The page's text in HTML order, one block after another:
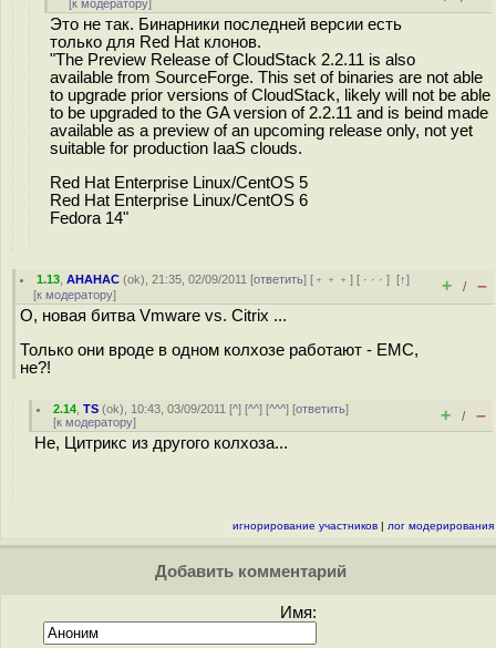
[к модератору]
Это не так. Бинарники последней версии есть
только для Red Hat клонов.
"The Preview Release of CloudStack 2.2.11 is also
available from SourceForge. This set of binaries are not able
to upgrade prior versions of CloudStack, likely will not be able
to be upgraded to the GA version of 2.2.11 and is beind made
available as a preview of an upcoming release only, not yet
suitable for production IaaS clouds.
Red Hat Enterprise Linux/CentOS 5
Red Hat Enterprise Linux/CentOS 6
Fedora 14"
1.13 ,AHAHAC (ok), 21:35, 02/09/2011 [ответить] [ ﹢﹢﹢] [ · · ·][↑]
[к модератору] + / –
О, новая битва Vmware vs. Citrix ...
Только они вроде в одном колхозе работают - EMC,
не?!
2.14 ,TS (ok), 10:43, 03/09/2011 [^] [^^] [^^^] [ответить]
[к модератору] + / –
Не, Цитрикс из другого колхоза...
игнорирование участников | лог модерирования
Добавить комментарий
Имя: